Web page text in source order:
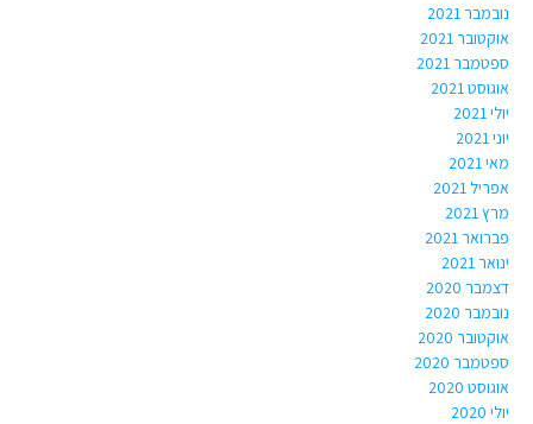
נובמבר 2021
אוקטובר 2021
ספטמבר 2021
אוגוסט 2021
יולי 2021
יוני 2021
מאי 2021
אפריל 2021
מרץ 2021
פברואר 2021
ינואר 2021
דצמבר 2020
נובמבר 2020
אוקטובר 2020
ספטמבר 2020
אוגוסט 2020
יולי 2020